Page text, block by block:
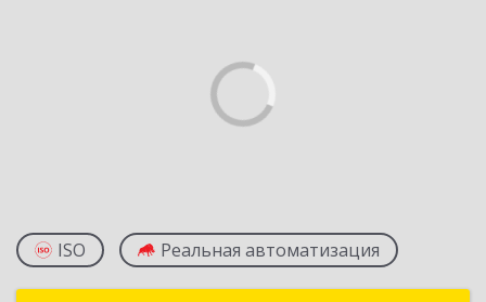
ISO Реальная автоматизация